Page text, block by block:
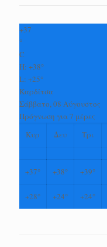
+37
°
C
H: +38°
L: +25°
Καρδίτσα
Σάββατο, 08 Αύγουστος
Πρόγνωση για 7 μέρες
Κυρ
Δευ Τρι
+37° +38° +39°
+28° +24° +24°